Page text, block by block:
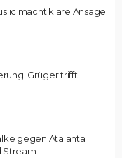
macht klare Ansage
Grüger trifft
gegen Atalanta
Stream